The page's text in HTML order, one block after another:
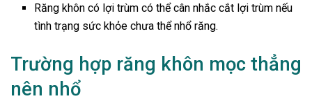
Răng khôn có lợi trùm có thể cân nhắc cắt lợi trùm nếu
tình trạng sức khỏe chưa thể nhổ răng.
Trường hợp răng khôn mọc thẳng
nên nhổ